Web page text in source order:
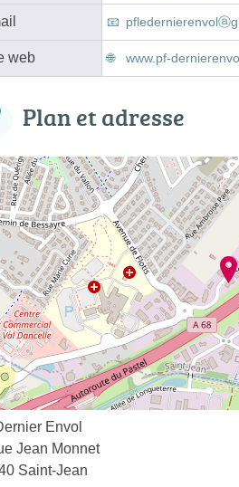
web www.pf-
Plan et adresse
Envol
Jean Monnet
Saint-Jean